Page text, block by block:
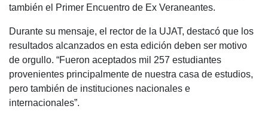
también el Primer Encuentro de Ex Veraneantes.
Durante su mensaje, el rector de la UJAT, destacó que los
resultados alcanzados en esta edición deben ser motivo
de orgullo. “Fueron aceptados mil 257 estudiantes
provenientes principalmente de nuestra casa de estudios,
pero también de instituciones nacionales e
internacionales”.